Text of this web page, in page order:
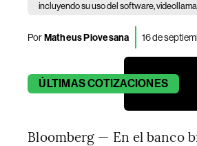
incluyendo su uso del software,
PorMatheus Piovesana 16 de
ÚLTIMASCOTIZACIONES
Bloomberg — En el banco